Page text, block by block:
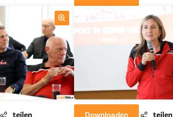
teilen Downloaden teilen